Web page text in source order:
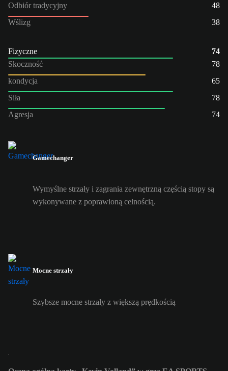
Odbiór tradycyjny
48
Wślizg
38
Fizyczne
74
Skoczność
78
kondycja
65
Siła
78
Agresja
74
Gamechanger
Wymyślne strzały i zagrania zewnętrzną częścią stopy są
wykonywane z poprawioną celnością.
Mocne strzały
Szybsze mocne strzały z większą prędkością